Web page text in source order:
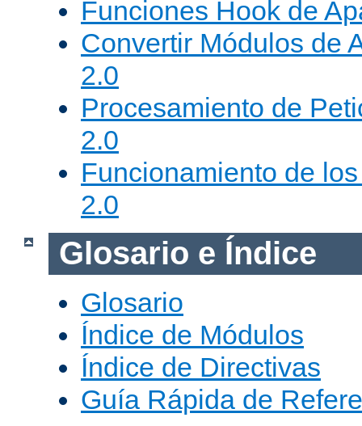
Funciones Hook de
Convertir Módulos de
2.0
Procesamiento de
2.0
Funcionamiento de
2.0
Glosario e Índice
Glosario
Índice de Módulos
Índice de Directivas
Guía Rápida de